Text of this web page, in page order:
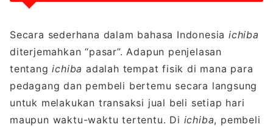
Secara sederhana dalam bahasa Indonesia ichiba
diterjemahkan “pasar”. Adapun penjelasan
tentangichiba adalah tempat fisik di mana para
pedagang dan pembeli bertemu secara langsung
untuk melakukan transaksi jual beli setiap hari
maupun waktu-waktu tertentu. Di ichiba, pembeli